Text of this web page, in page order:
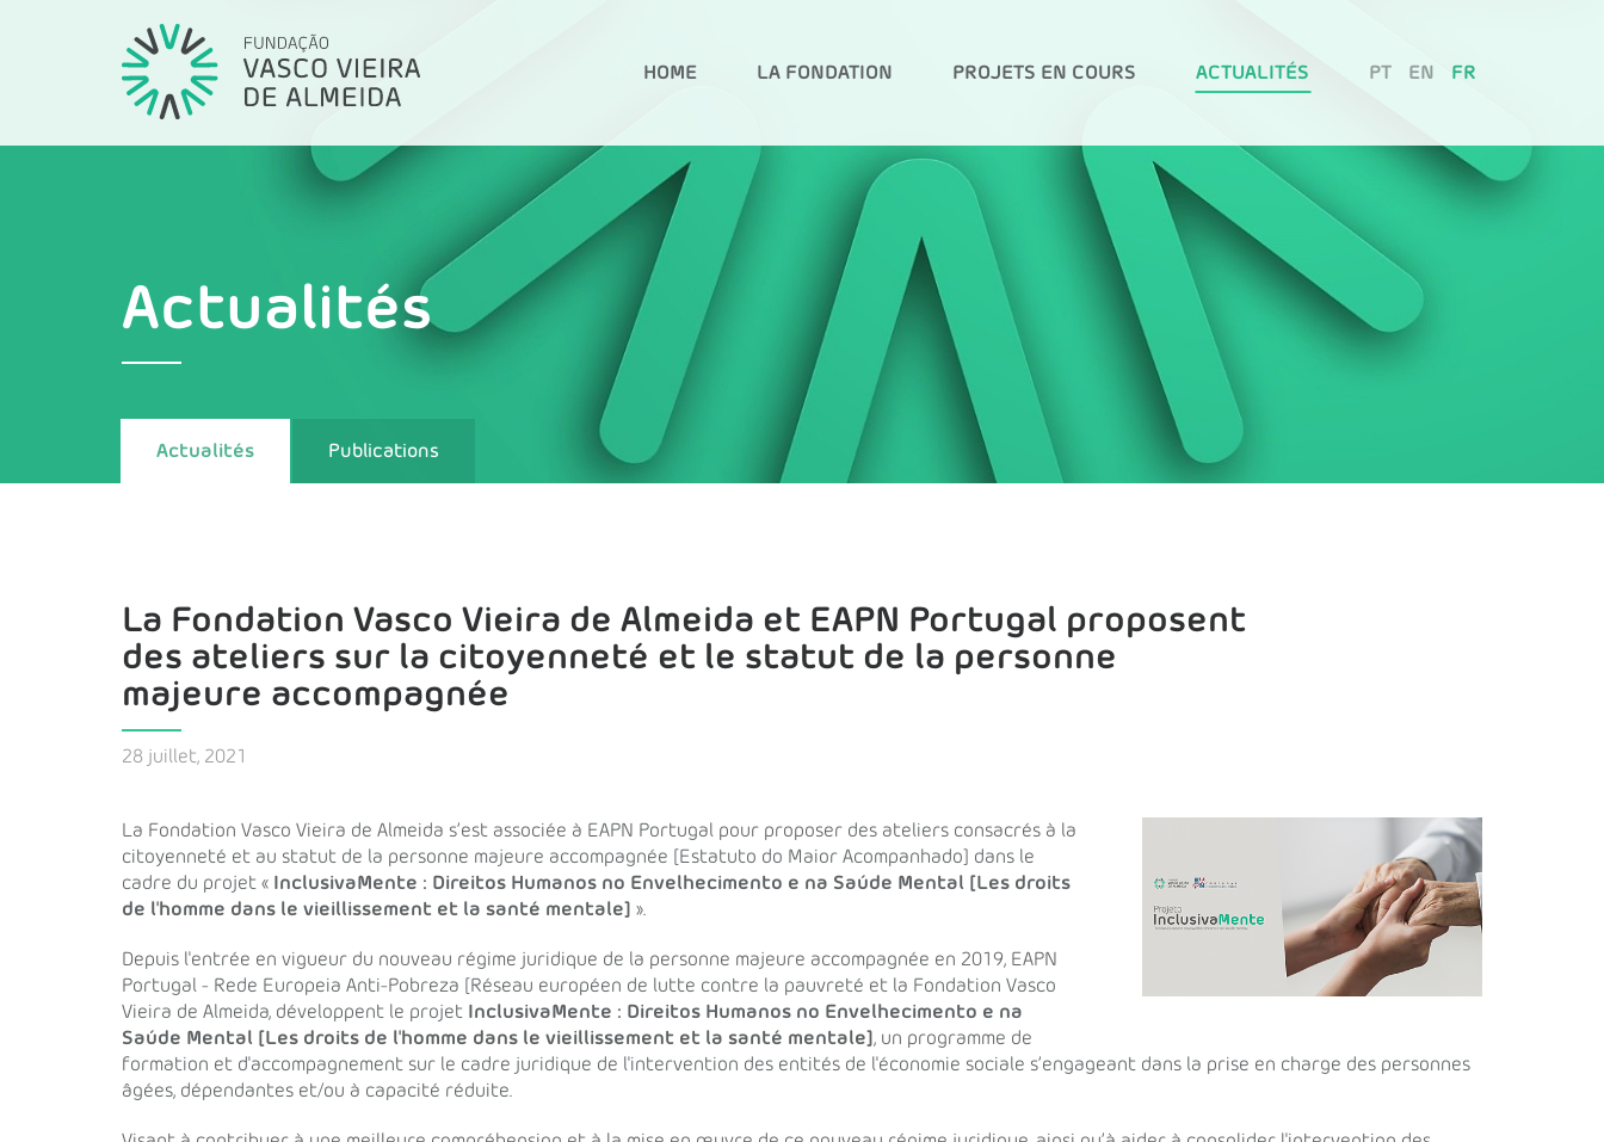
HOME LA FONDATION PROJETS EN COURS ACTUALITÉS PT EN FR
Actualités
Actualités Publications
La Fondation Vasco Vieira de Almeida et EAPN Portugal proposent
des ateliers sur la citoyenneté et le statut de la personne
majeure accompagnée
28 juillet, 2021
La Fondation Vasco Vieira de Almeida s’est associée à EAPN Portugal pour proposer des ateliers consacrés à la
citoyenneté et au statut de la personne majeure accompagnée [Estatuto do Maior Acompanhado] dans le
cadre du projet «
InclusivaMente : Direitos Humanos no Envelhecimento e na Saúde Mental [Les droits
de l'homme dans le vieillissement et la santé mentale] ».
Depuis l'entrée en vigueur du nouveau régime juridique de la personne majeure accompagnée en 2019, EAPN
Portugal - Rede Europeia Anti-Pobreza [Réseau européen de lutte contre la pauvreté et la Fondation Vasco
Vieira de Almeida, développent le projet
InclusivaMente : Direitos Humanos no Envelhecimento e na
Saúde Mental [Les droits de l'homme dans le vieillissement et la santé mentale] , un programme de
formation et d'accompagnement sur le cadre juridique de l'intervention des entités de l'économie sociale s’engageant dans la prise en charge des personnes
âgées, dépendantes et/ou à capacité réduite.